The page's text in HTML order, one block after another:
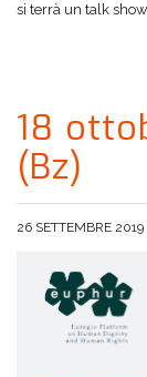
si terrà un talk
18
(Bz)
26 SETTEMBRE 2019